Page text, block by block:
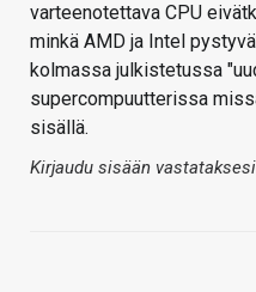
varteenotettava CPU
minkä AMD ja Intel
kolmassa julkistetussa
supercompuutterissa
sisällä.
Kirjaudu sisään vastataksesi